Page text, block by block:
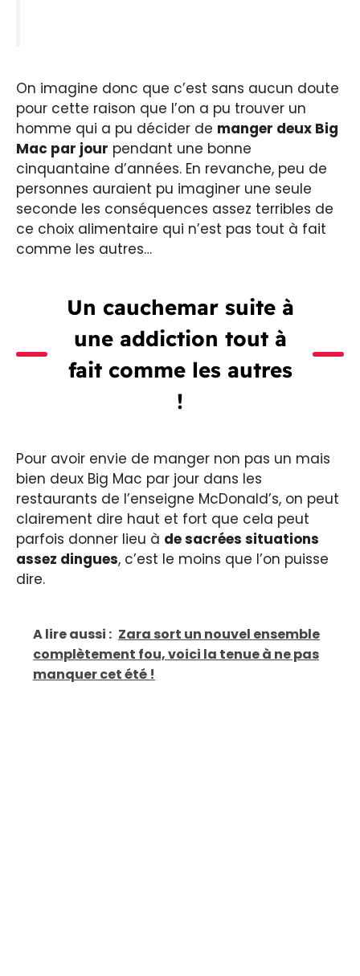
On imagine donc que c’est sans aucun doute
pour cette raison que l’on a pu trouver un
homme qui a pu décider de manger deux Big
Mac par jour pendant une bonne
cinquantaine d’années. En revanche, peu de
personnes auraient pu imaginer une seule
seconde les conséquences assez terribles de
ce choix alimentaire qui n’est pas tout à fait
comme les autres…
Un cauchemar suite à
une addiction tout à
fait comme les autres
!
Pour avoir envie de manger non pas un mais
bien deux Big Mac par jour dans les
restaurants de l’enseigne McDonald’s, on peut
clairement dire haut et fort que cela peut
parfois donner lieu à de sacrées situations
assez dingues, c’est le moins que l’on puisse
dire.
A lire aussi : Zara sort un nouvel ensemble
complètement fou, voici la tenue à ne pas
manquer cet été !